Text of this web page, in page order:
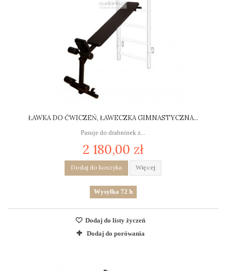
ŁAWKA DO ĆWICZEŃ, ŁAWECZKA GIMNASTYCZNA...
Pasuje do drabninek z...
2 180,00 zł
Dodaj do koszyka Więcej
Wysyłka 72 h
Dodaj do listy życzeń
Dodaj do porówania